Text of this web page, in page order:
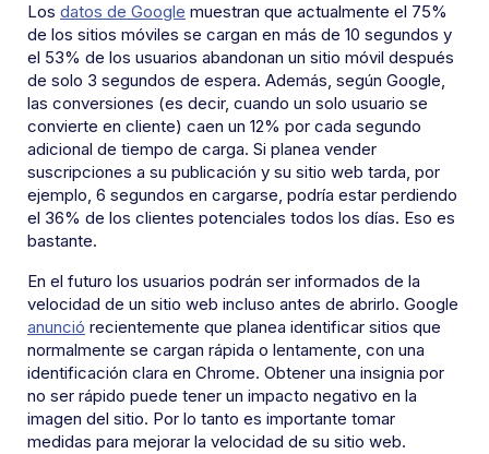
Los datos de Google muestran que actualmente el 75%
de los sitios móviles se cargan en más de 10 segundos y
el 53% de los usuarios abandonan un sitio móvil después
de solo 3 segundos de espera. Además, según Google,
las conversiones (es decir, cuando un solo usuario se
convierte en cliente) caen un 12% por cada segundo
adicional de tiempo de carga. Si planea vender
suscripciones a su publicación y su sitio web tarda, por
ejemplo, 6 segundos en cargarse, podría estar perdiendo
el 36% de los clientes potenciales todos los días. Eso es
bastante.
En el futuro los usuarios podrán ser informados de la
velocidad de un sitio web incluso antes de abrirlo. Google
anunció recientemente que planea identificar sitios que
normalmente se cargan rápida o lentamente, con una
identificación clara en Chrome. Obtener una insignia por
no ser rápido puede tener un impacto negativo en la
imagen del sitio. Por lo tanto es importante tomar
medidas para mejorar la velocidad de su sitio web.